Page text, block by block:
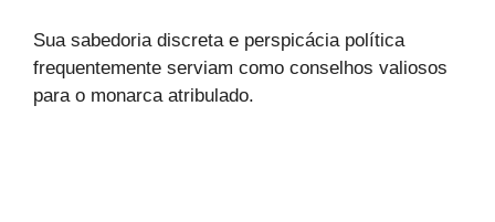
Sua sabedoria discreta e perspicácia política
frequentemente serviam como conselhos valiosos
para o monarca atribulado.